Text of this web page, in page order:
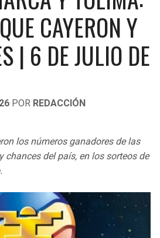
CAYERON Y
| 6 DE JULIO DE
POR REDACCIÓN
los números ganadores de las
chances del país, en los sorteos de